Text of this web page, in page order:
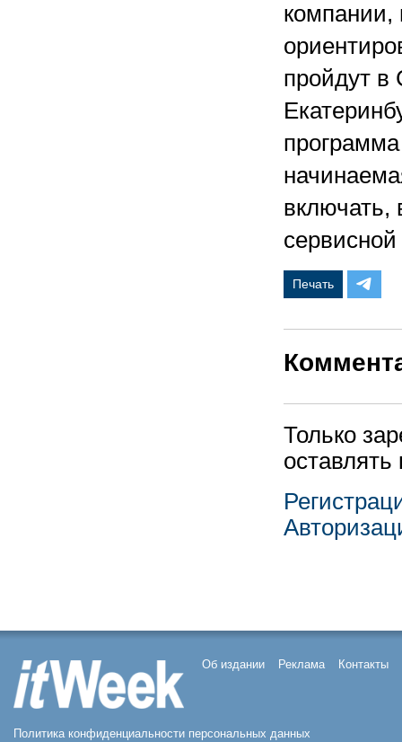
пройдут в
включать,
Печать
Только
Об издании Реклама Контакты
Политика конфиденциальности персональных данных